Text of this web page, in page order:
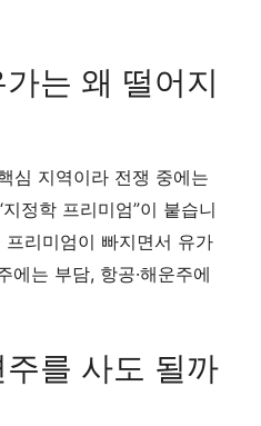
는 왜 떨어지
심 지역이라 전쟁 중에는
정학 프리미엄”이 붙습니
리미엄이 빠지면서 유가
에는 부담, 항공·해운주에
를 사도 될까